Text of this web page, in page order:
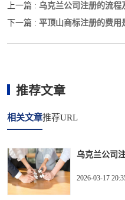
上一篇 : 乌克兰公司注册的流程
下一篇 : 平顶山商标注册的费用
推荐文章
相关文章推荐URL
乌克兰公司
2026-03-17